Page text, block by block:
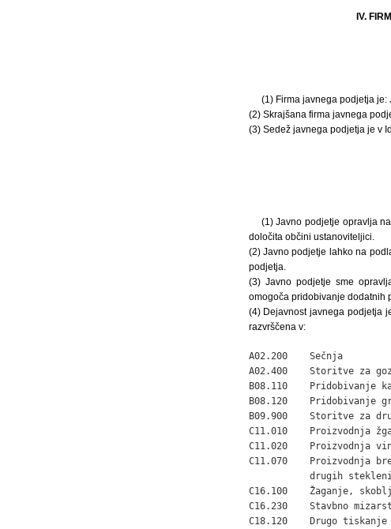
IV.
(1) Firma javnega podjetja je:
(2) Skrajšana firma javnega
(3) Sedež javnega podjetja je v
(1) Javno podjetje opravlja
določita občini ustanoviteljici.
(2) Javno podjetje lahko na
podjetja.
(3) Javno podjetje sme
omogoča pridobivanje dodatnih
(4) Dejavnost javnega podjetja
razvrščena v:
A02.200    Sečnja
A02.400    Storitve za
B08.110    Pridobivanje
B08.120    Pridobivanje
B09.900    Storitve za
C11.010    Proizvodnja
C11.020    Proizvodnja
C11.070    Proizvodnja
drugih
C16.100    Žaganje,
C16.230    Stavbno
C18.120    Drugo tiskanje